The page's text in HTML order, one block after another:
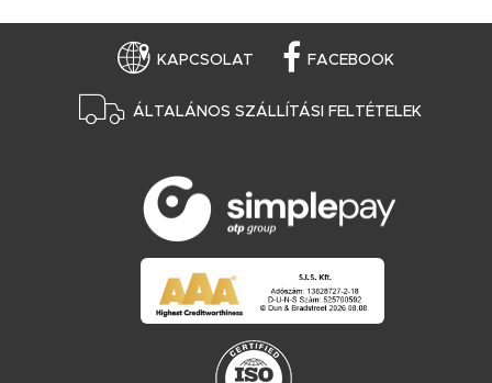
KAPCSOLAT FACEBOOK
ÁLTALÁNOS SZÁLLÍTÁSI FELTÉTELEK